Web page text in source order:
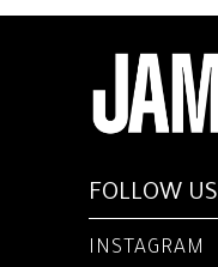
FOLLOW US
INSTAGRAM